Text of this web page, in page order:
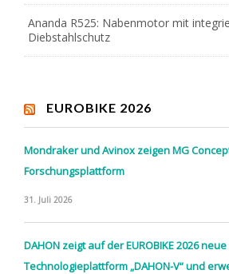
Ananda R525: Nabenmotor mit
Diebstahlschutz
EUROBIKE 2026
Mondraker und Avinox zeigen MG
Forschungsplattform
31. Juli 2026
DAHON zeigt auf der EUROBIKE 2026 neue
Technologieplattform „DAHON-V“ und